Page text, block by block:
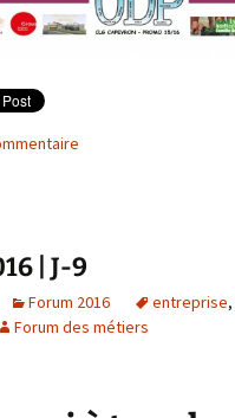
| J-9
Forum 2016 entreprise,
Forum des métiers